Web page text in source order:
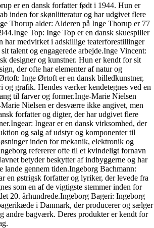
er en dansk forfatter født i 1944. Hun er
inden for skønlitteratur og har udgivet flere
Thorup alder: Alderen på Inge Thorup er 77
Top: Inge Top er en dansk skuespiller
har medvirket i adskillige teaterforestillinger
talent og engagerede arbejde.Inge Vincent:
designer og kunstner. Hun er kendt for sit
der ofte har elementer af natur og
Inge Ørtoft er en dansk billedkunstner,
og grafik. Hendes værker kendetegnes ved en
til farver og former.Inge-Marie Nielsen
Nielsen er desværre ikke angivet, men
forfatter og digter, der har udgivet flere
Ingear er en dansk virksomhed, der
og salg af udstyr og komponenter til
inden for mekanik, elektronik og
refererer ofte til et kvindeligt fornavn
betyder beskytter af indbyggerne og har
gennem tiden.Ingeborg Bachmann:
en østrigsk forfatter og lyriker, der levede fra
som en af de vigtigste stemmer inden for
20. århundrede.Ingeborg Bageri: Ingeborg
i Danmark, der producerer og sælger
andre bagværk. Deres produkter er kendt for